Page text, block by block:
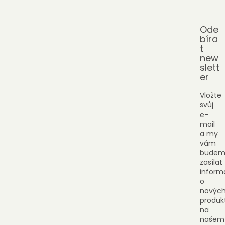
Ode
bíra
t
new
slett
er
Vložte
svůj
e-
mail
a my
vám
zasílat
o
nových
na
našem